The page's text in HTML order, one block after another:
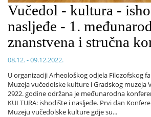
Vučedol - kultura -
nasljeđe - 1.
znanstvena i stručna
08.12. - 09.12.2022.
U organizaciji Arheološkog odjela Filozofskog
Muzeja vučedolske kulture i Gradskog muzeja
2922. godine održana je međunarodna
KULTURA: ishodište i nasljeđe. Prvi dan
Muzeju vučedolske kulture gdje su...